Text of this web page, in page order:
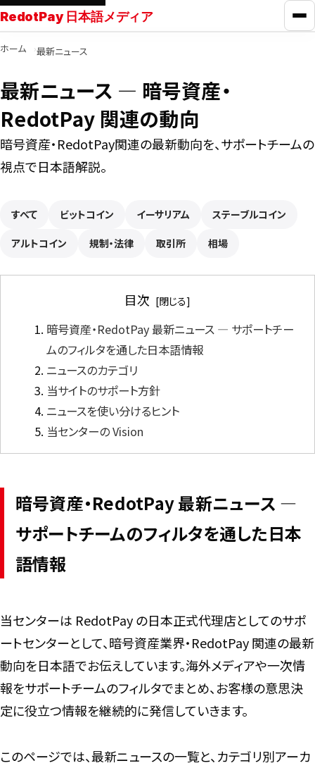
RedotPay 日本語メディア メ
RedotPayガイド
カード比較
学ぶ
ツール
ホーム 最新ニュース
最新ニュース ― 暗号資産・
RedotPay 関連の動向
暗号資産・RedotPay関連の最新動向を、サポートチームの
視点で日本語解説。
すべて ビットコイン イーサリアム ステーブルコイン
アルトコイン 規制・法律 取引所 相場
目次
暗号資産・RedotPay 最新ニュース ― サポートチー
ムのフィルタを通した日本語情報
ニュースのカテゴリ
当サイトのサポート方針
ニュースを使い分けるヒント
当センターの Vision
暗号資産・RedotPay 最新ニュース ―
サポートチームのフィルタを通した日本
語情報
当センターは RedotPay の日本正式代理店としてのサポ
ートセンターとして、暗号資産業界・RedotPay 関連の最新
動向を日本語でお伝えしています。海外メディアや一次情
報をサポートチームのフィルタでまとめ、お客様の意思決
定に役立つ情報を継続的に発信していきます。
このページでは、最新ニュースの一覧と、カテゴリ別アーカ